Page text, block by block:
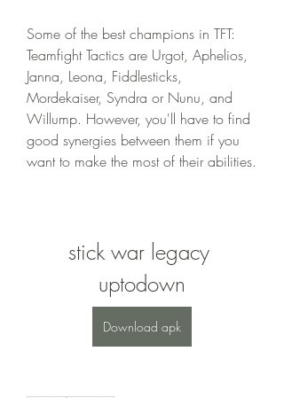
Some of the best champions in TFT:
Teamfight Tactics are Urgot, Aphelios,
Janna, Leona, Fiddlesticks,
Mordekaiser, Syndra or Nunu, and
Willump. However, you'll have to find
good synergies between them if you
want to make the most of their abilities.
stick war legacy
uptodown
Download apk